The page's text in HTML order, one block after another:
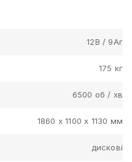
12В / 9Аг
175 кг
6500 об / хв
1860 х 1100 х 1130 мм
дискові